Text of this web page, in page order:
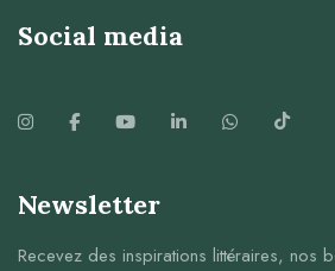
Social media
Newsletter
Recevez des inspirations littéraires, nos